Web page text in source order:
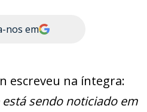
nos em
escreveu na íntegra:
sendo noticiado em